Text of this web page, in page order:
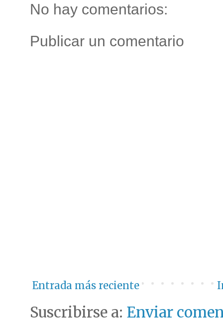
No hay comentarios:
Publicar un comentario
Entrada más reciente
Suscribirse a: Enviar